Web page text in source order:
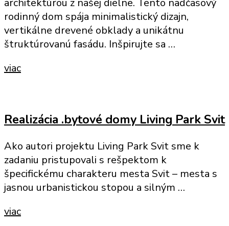
architektúrou z našej dielne. Tento nadčasový
rodinný dom spája minimalistický dizajn,
vertikálne drevené obklady a unikátnu
štruktúrovanú fasádu. Inšpirujte sa …
viac
Realizácia .bytové domy Living Park Svit
Ako autori projektu Living Park Svit sme k
zadaniu pristupovali s rešpektom k
špecifickému charakteru mesta Svit – mesta s
jasnou urbanistickou stopou a silným …
viac